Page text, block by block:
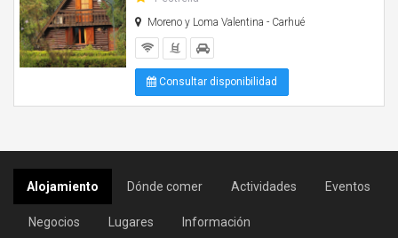
Moreno y Loma Valentina - Carhué
Consultar disponibilidad
Alojamiento Dónde comer Actividades Eventos
Negocios Lugares Información